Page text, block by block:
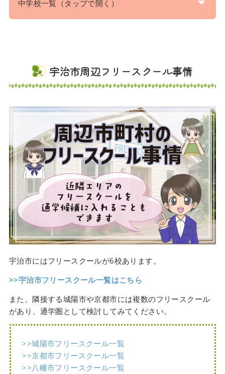
中学校一覧（タップで開く）
宇治市周辺フリースクール事情
宇治市にはフリースクールが6校あります。
>>宇治市フリースクール一覧はこちら
また、隣接する城陽市や京都市には複数のフリースクール
があり、通学圏として検討してみてください。
>>城陽市フリースクール一覧
>>京都市フリースクール一覧
>>八幡市フリースクール一覧